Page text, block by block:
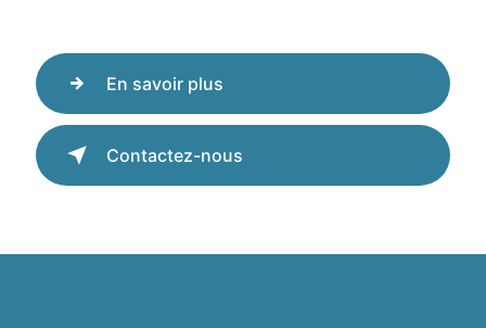
En savoir plus
Contactez-nous